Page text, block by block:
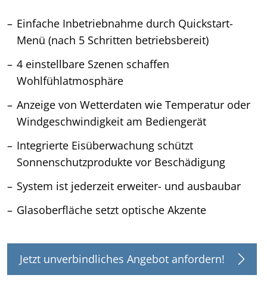
Einfache Inbetriebnahme durch Quickstart-
Menü (nach 5 Schritten betriebsbereit)
4 einstellbare Szenen schaffen
Wohlfühlatmosphäre
Anzeige von Wetterdaten wie Temperatur oder
Windgeschwindigkeit am Bediengerät
Integrierte Eisüberwachung schützt
Sonnenschutzprodukte vor Beschädigung
System ist jederzeit erweiter- und ausbaubar
Glasoberfläche setzt optische Akzente
Jetzt unverbindliches Angebot anfordern!